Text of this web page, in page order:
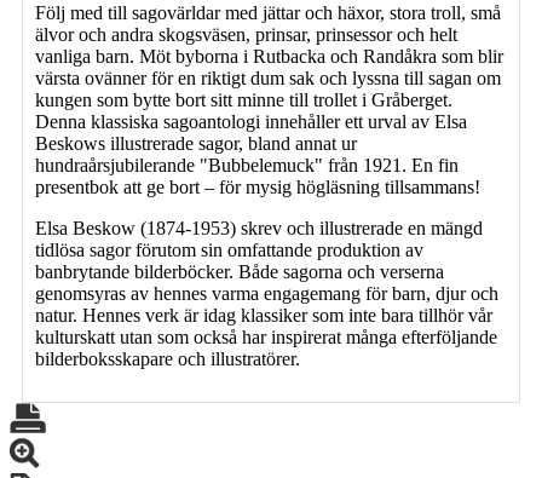
Följ med till sagovärldar med jättar och häxor, stora troll, små
älvor och andra skogsväsen, prinsar, prinsessor och helt
vanliga barn. Möt byborna i Rutbacka och Randåkra som blir
värsta ovänner för en riktigt dum sak och lyssna till sagan om
kungen som bytte bort sitt minne till trollet i Gråberget.
Denna klassiska sagoantologi innehåller ett urval av Elsa
Beskows illustrerade sagor, bland annat ur
hundraårsjubilerande "Bubbelemuck" från 1921. En fin
presentbok att ge bort – för mysig högläsning tillsammans!
Elsa Beskow (1874-1953) skrev och illustrerade en mängd
tidlösa sagor förutom sin omfattande produktion av
banbrytande bilderböcker. Både sagorna och verserna
genomsyras av hennes varma engagemang för barn, djur och
natur. Hennes verk är idag klassiker som inte bara tillhör vår
kulturskatt utan som också har inspirerat många efterföljande
bilderboksskapare och illustratörer.